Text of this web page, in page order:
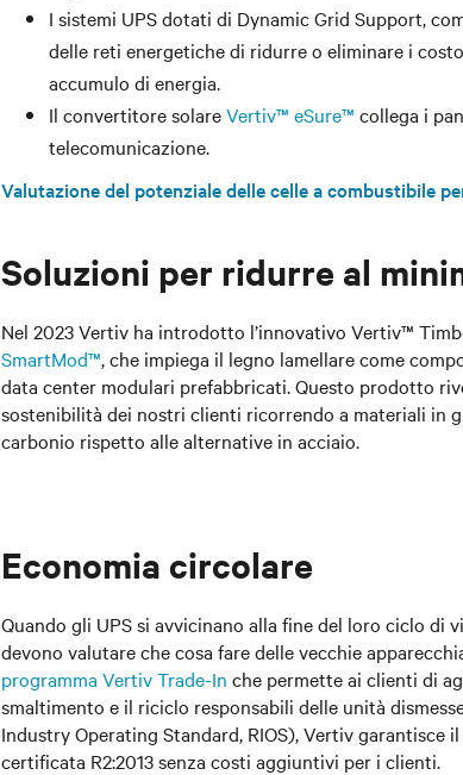
I sistemi UPS dotati di Dynamic Grid Support,
delle reti energetiche di ridurre o eliminare i
accumulo di energia.
Il convertitore solareVertiv™ eSure™ collega i
telecomunicazione.
Valutazione del potenziale delle celle a combustibile
Soluzioni per ridurre al
Nel 2023 Vertiv ha introdotto l’innovativo Vertiv™
SmartMod™, che impiega il legno lamellare come
data center modulari prefabbricati. Questo prodotto
sostenibilità dei nostri clienti ricorrendo a materiali in
carbonio rispetto alle alternative in acciaio.
Economia circolare
Quando gli UPS si avvicinano alla fine del loro ciclo
devono valutare che cosa fare delle vecchie
programma Vertiv Trade-In che permette ai clienti di
smaltimento e il riciclo responsabili delle unità
Industry Operating Standard, RIOS), Vertiv
certificata R2:2013 senza costi aggiuntivi per i clienti.